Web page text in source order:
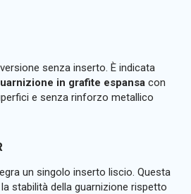
senza inserto. È indicata
in grafite espansa con
e senza rinforzo metallico
un singolo inserto liscio. Questa
stabilità della guarnizione rispetto